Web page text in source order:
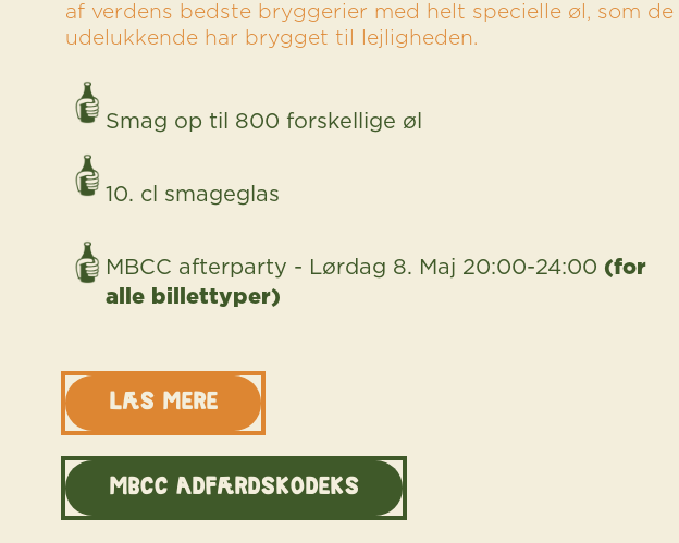
af verdens bedste bryggerier med helt specielle øl, som de
udelukkende har brygget til lejligheden.
Smag op til 800 forskellige øl
10. cl smageglas
MBCC afterparty - Lørdag 8. Maj 20:00-24:00 (for
alle billettyper)
læs mere
MBCC adfærdskodeks